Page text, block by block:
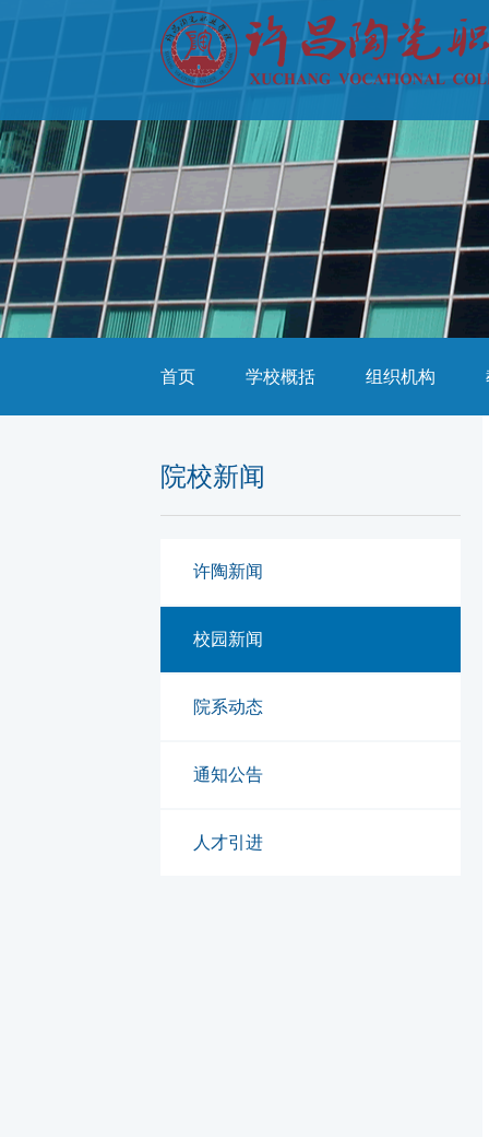
首页 学校概括 组织机构
院校新闻
许陶新闻
校园新闻
院系动态
通知公告
人才引进